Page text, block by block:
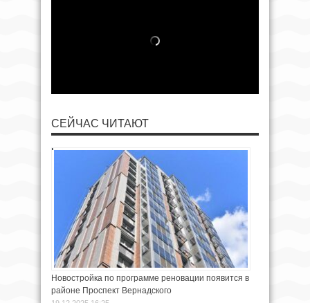
СЕЙЧАС ЧИТАЮТ
Новостройка по программе реновации появится в
районе Проспект Вернадского